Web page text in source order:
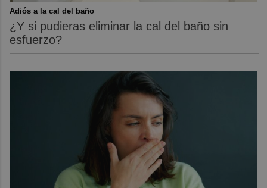
Adiós a la cal del baño
¿Y si pudieras eliminar la cal del baño sin
esfuerzo?